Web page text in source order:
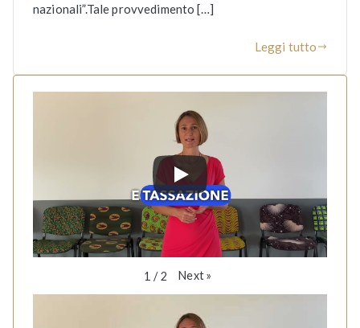
nazionali”.Tale provvedimento […]
Leggi tutto
1 / 2 Next»